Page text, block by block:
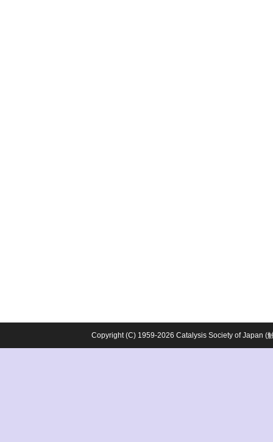
Copyright (C) 1959-2026 Catalysis Society of Japan (